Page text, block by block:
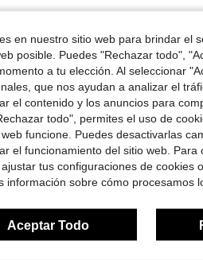
Útil (7)
en nuestro sitio web para brindar el
posible. Puedes "Rechazar todo",
a tu elección. Al seleccionar
que nos ayudan a analizar el
el contenido y los anuncios para
todo", permites el uso de
funcione. Puedes desactivarlas
el funcionamiento del sitio web. Para
tus configuraciones de cookies
sobre cómo procesamos
Aceptar Todo